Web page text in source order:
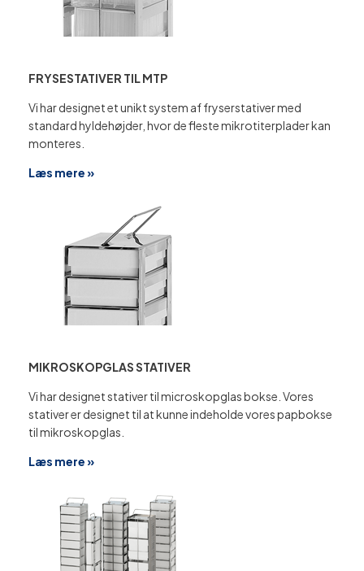
FRYSESTATIVER TIL MTP
Vi har designet et unikt system af fryserstativer med
standard hyldehøjder, hvor de fleste mikrotiterplader kan
monteres.
Læs mere »
MIKROSKOPGLAS STATIVER
Vi har designet stativer til microskopglas bokse. Vores
stativer er designet til at kunne indeholde vores papbokse
til mikroskopglas.
Læs mere »